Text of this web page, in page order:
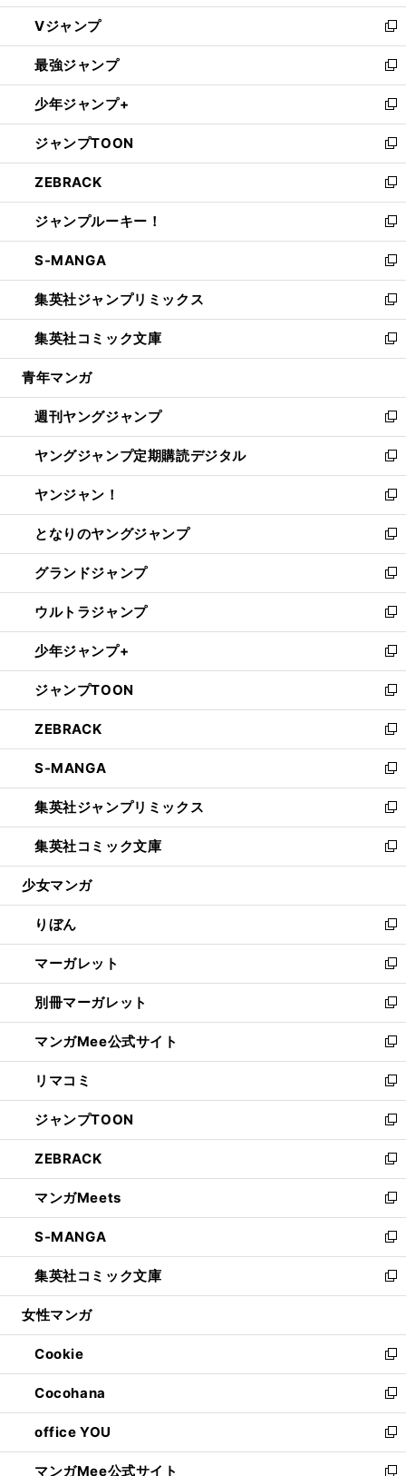
ウ
ィ
ン
ド
ウ
で
開
く
し
い
ウ
ィ
ン
ド
ウ
で
開
く
Vジャンプ
新
し
い
ウ
ィ
ン
ド
ウ
で
開
く
最強ジャンプ
新
し
い
ウ
ィ
ン
ド
ウ
で
開
く
少年ジャンプ+
新
し
い
ウ
ィ
ン
ド
ウ
で
開
く
ジャンプTOON
新
し
い
ウ
ィ
ン
ド
ウ
で
開
く
ZEBRACK
新
し
い
ウ
ィ
ン
ド
ウ
で
開
ジャンプルーキー！
新
し
い
ウ
ィ
ン
ド
ウ
開
く
S-MANGA
新
し
い
ウ
ィ
ン
ウ
で
開
く
集英社ジャンプリミックス
新
し
い
ウ
ン
ド
ウ
で
開
く
集英社コミック文庫
新
し
ウ
ィ
ン
ド
ウ
で
開
く
青年マンガ
週刊ヤングジャンプ
新
し
い
ウ
ィ
ン
ド
ウ
で
開
く
ヤングジャンプ定期購読デジタル
新
し
い
ウ
ィ
ン
ド
ウ
で
開
く
ヤンジャン！
新
し
い
ウ
ィ
ン
ド
ウ
で
開
く
となりのヤングジャンプ
新
し
い
ウ
ィ
ン
ド
ウ
で
開
く
グランドジャンプ
新
し
い
ウ
ィ
ン
ド
ウ
で
開
く
ウルトラジャンプ
新
し
い
ウ
ィ
ン
ド
ウ
で
開
く
少年ジャンプ+
新
し
い
ウ
ィ
ン
ド
ウ
で
開
く
ジャンプTOON
新
し
い
ウ
ィ
ン
ド
ウ
で
開
ZEBRACK
新
し
い
ウ
ィ
ン
ド
ウ
開
く
S-MANGA
新
し
い
ウ
ィ
ン
ウ
で
開
く
集英社ジャンプリミックス
新
し
い
ウ
ン
ド
ウ
で
開
く
集英社コミック文庫
新
し
ウ
ィ
ン
ド
ウ
で
開
く
少女マンガ
りぼん
新
し
い
ウ
ィ
ン
ド
ウ
で
開
く
マーガレット
新
し
い
ウ
ィ
ン
ド
ウ
で
開
く
別冊マーガレット
新
し
い
ウ
ィ
ン
ド
ウ
で
開
く
マンガMee公式サイト
新
し
い
ウ
ィ
ン
ド
ウ
で
開
く
リマコミ
新
し
い
ウ
ィ
ン
ド
ウ
で
開
く
ジャンプTOON
新
し
い
ウ
ィ
ン
ド
ウ
で
開
ZEBRACK
新
し
い
ウ
ィ
ン
ド
ウ
開
く
マンガMeets
新
し
い
ウ
ィ
ン
ウ
で
開
く
S-MANGA
新
し
い
ウ
ン
ド
ウ
で
開
く
集英社コミック文庫
新
し
ウ
ィ
ン
ド
ウ
で
開
く
女性マンガ
Cookie
新
し
い
ウ
ィ
ン
ド
Cocohana
新
し
い
ウ
office YOU
新
し
マンガMee公式サイト